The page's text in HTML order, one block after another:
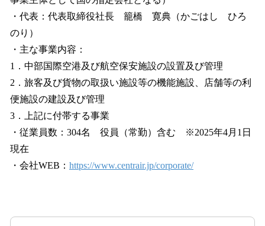
・代表：代表取締役社長 籠橋 寛典（かごはし ひろ
のり）
・主な事業内容：
1．中部国際空港及び航空保安施設の設置及び管理
2．旅客及び貨物の取扱い施設等の機能施設、店舗等の利
便施設の建設及び管理
3．上記に付帯する事業
・従業員数：304名 役員（常勤）含む ※2025年4月1日
現在
・会社WEB： https://www.centrair.jp/corporate/